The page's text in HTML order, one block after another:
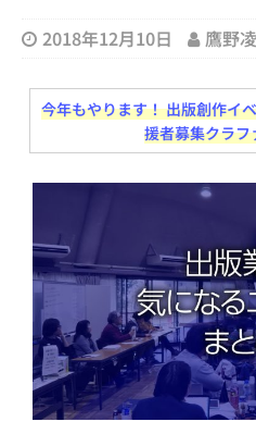
2018年12月10日 鷹野凌
今年もやります！ 出版創作イ
援者募集クラ